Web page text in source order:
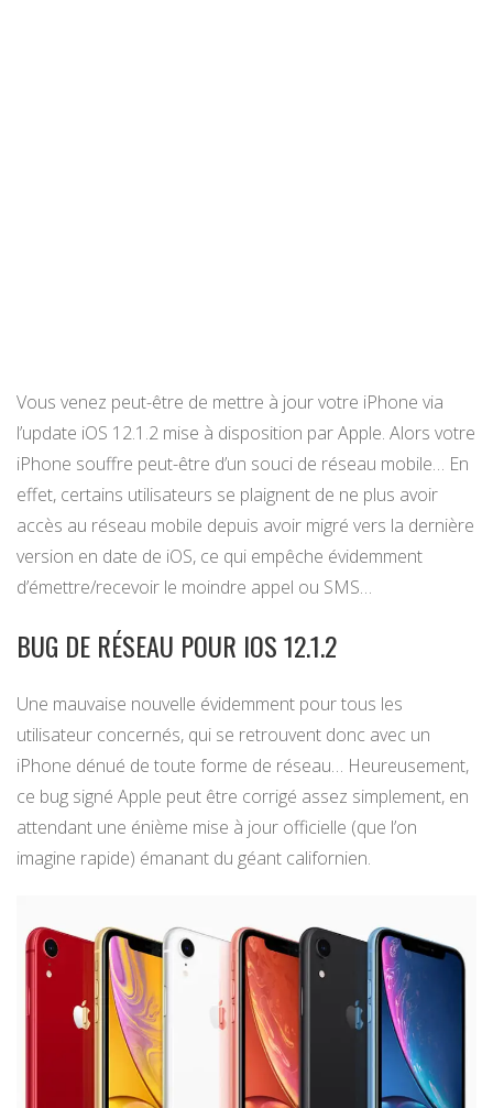
Vous venez peut-être de mettre à jour votre iPhone via
l’update iOS 12.1.2 mise à disposition par Apple. Alors votre
iPhone souffre peut-être d’un souci de réseau mobile… En
effet, certains utilisateurs se plaignent de ne plus avoir
accès au réseau mobile depuis avoir migré vers la dernière
version en date de iOS, ce qui empêche évidemment
d’émettre/recevoir le moindre appel ou SMS…
BUG DE RÉSEAU POUR IOS 12.1.2
Une mauvaise nouvelle évidemment pour tous les
utilisateur concernés, qui se retrouvent donc avec un
iPhone dénué de toute forme de réseau… Heureusement,
ce bug signé Apple peut être corrigé assez simplement, en
attendant une énième mise à jour officielle (que l’on
imagine rapide) émanant du géant californien.